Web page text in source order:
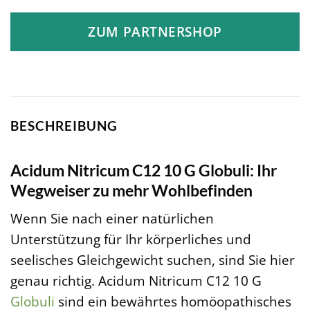
ZUM PARTNERSHOP
BESCHREIBUNG
Acidum Nitricum C12 10 G Globuli: Ihr
Wegweiser zu mehr Wohlbefinden
Wenn Sie nach einer natürlichen
Unterstützung für Ihr körperliches und
seelisches Gleichgewicht suchen, sind Sie hier
genau richtig. Acidum Nitricum C12 10 G
Globuli sind ein bewährtes homöopathisches